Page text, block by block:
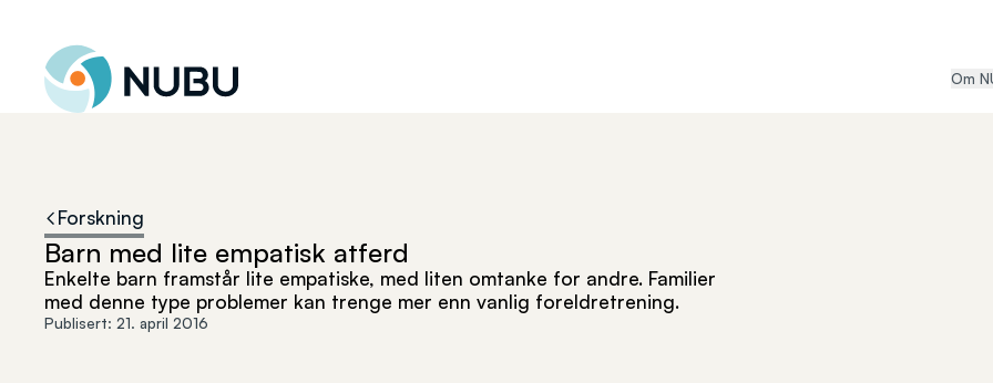
Til forsiden
Om
Forskning
Barn med lite empatisk atferd
Enkelte barn framstår lite empatiske, med liten omtanke for andre. Familier
med denne type problemer kan trenge mer enn vanlig foreldretrening.
Publisert: 21. april 2016